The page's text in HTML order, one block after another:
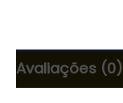
Avaliações (0)